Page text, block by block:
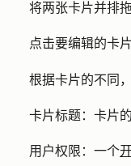
将两张卡片并排拖
点击要编辑的卡
根据卡片的不同
卡片标题 ：卡片
用户权限 ：一个